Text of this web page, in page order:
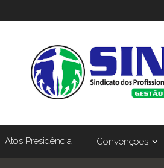
Atos Presidência Convenções